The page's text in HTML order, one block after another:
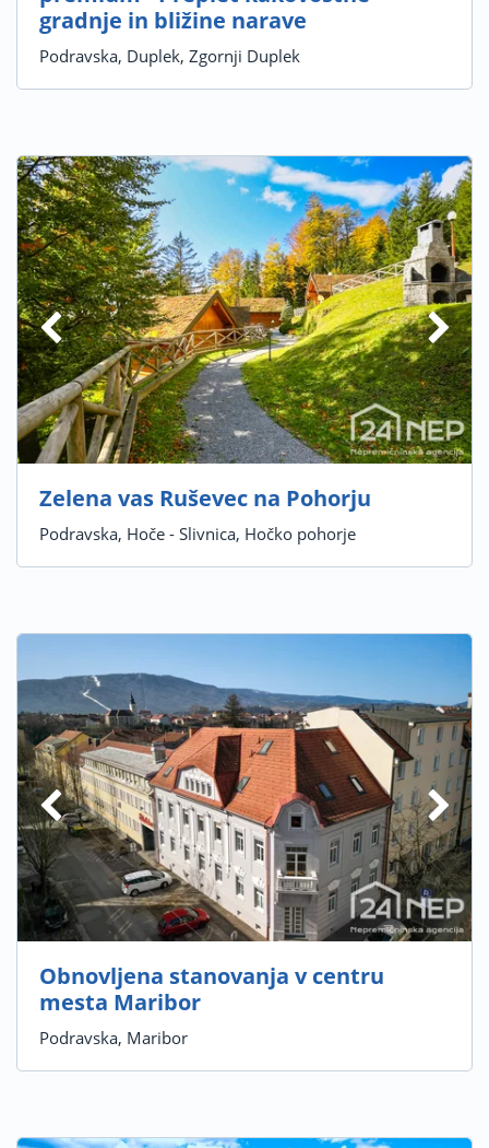
gradnje in bližine narave
Podravska, Duplek, Zgornji Duplek
Zelena vas Ruševec na Pohorju
Podravska, Hoče - Slivnica, Hočko pohorje
Obnovljena stanovanja v centru
mesta Maribor
Podravska, Maribor